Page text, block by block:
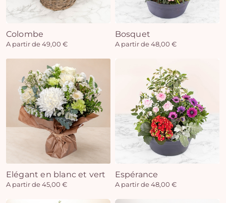
Colombe
A partir de 49,00 €
Bosquet
A partir de 48,00 €
Elégant en blanc et vert
A partir de 45,00 €
Espérance
A partir de 48,00 €